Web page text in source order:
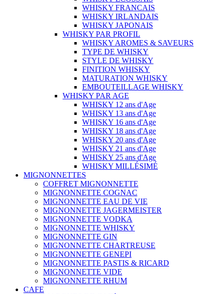
WHISKY FRANCAIS
WHISKY IRLANDAIS
WHISKY JAPONAIS
WHISKY PAR PROFIL
WHISKY AROMES & SAVEURS
TYPE DE WHISKY
STYLE DE WHISKY
FINITION WHISKY
MATURATION WHISKY
EMBOUTEILLAGE WHISKY
WHISKY PAR AGE
WHISKY 12 ans d'Age
WHISKY 13 ans d'Age
WHISKY 16 ans d'Age
WHISKY 18 ans d'Age
WHISKY 20 ans d'Age
WHISKY 21 ans d'Age
WHISKY 25 ans d'Age
WHISKY MILLÉSIMÉ
MIGNONNETTES
COFFRET MIGNONNETTE
MIGNONNETTE COGNAC
MIGNONNETTE EAU DE VIE
MIGNONNETTE JAGERMEISTER
MIGNONNETTE VODKA
MIGNONNETTE WHISKY
MIGNONNETTE GIN
MIGNONNETTE CHARTREUSE
MIGNONNETTE GENEPI
MIGNONNETTE PASTIS & RICARD
MIGNONNETTE VIDE
MIGNONNETTE RHUM
CAFE